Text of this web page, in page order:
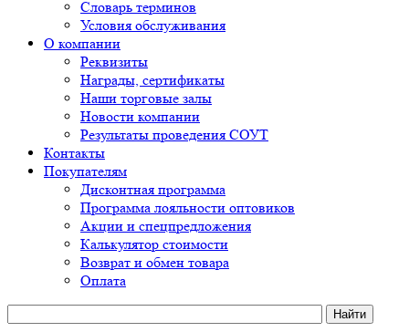
Словарь терминов
Условия обслуживания
О компании
Реквизиты
Награды, сертификаты
Наши торговые залы
Новости компании
Результаты проведения СОУТ
Контакты
Покупателям
Дисконтная программа
Программа лояльности оптовиков
Акции и спецпредложения
Калькулятор стоимости
Возврат и обмен товара
Оплата